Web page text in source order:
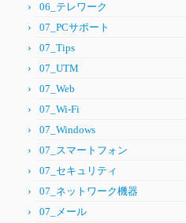
06_テレワーク
07_PCサポート
07_Tips
07_UTM
07_Web
07_Wi-Fi
07_Windows
07_スマートフォン
07_セキュリティ
07_ネットワーク機器
07_メール